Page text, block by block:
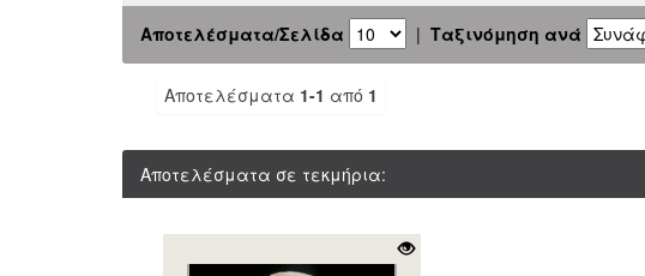
Αποτελέσματα/Σελίδα | Ταξινόμηση ανά
Αποτελέσματα 1-1 από 1
Αποτελέσματα σε τεκμήρια: